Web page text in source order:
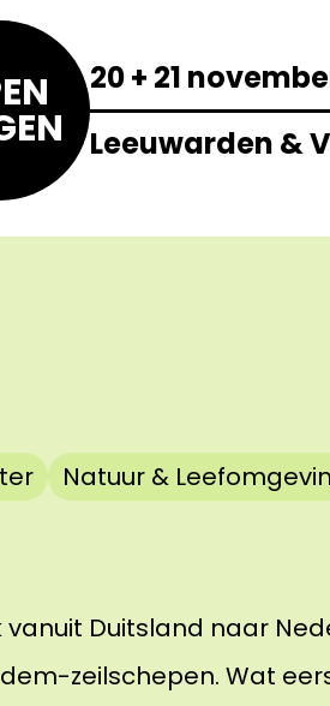
20 + 21
Leeuwarden &
Natuur &
vanuit Duitsland naar
zeilschepen. Wat